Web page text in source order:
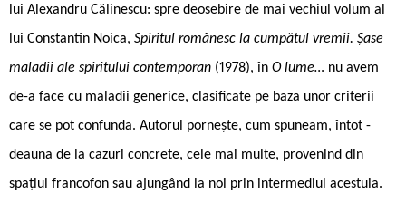
lui Alexandru Călinescu: spre deosebire de mai vechiul volum al
lui Constantin Noica, Spiritul românesc la cumpătul vremii. Șase
maladii ale spiritului contemporan (1978), în O lume… nu avem
de-a face cu maladii generice, clasificate pe baza unor criterii
care se pot confunda. Autorul pornește, cum spuneam, întot ­
deauna de la cazuri concrete, cele mai multe, provenind din
spațiul francofon sau ajungând la noi prin intermediul acestuia.